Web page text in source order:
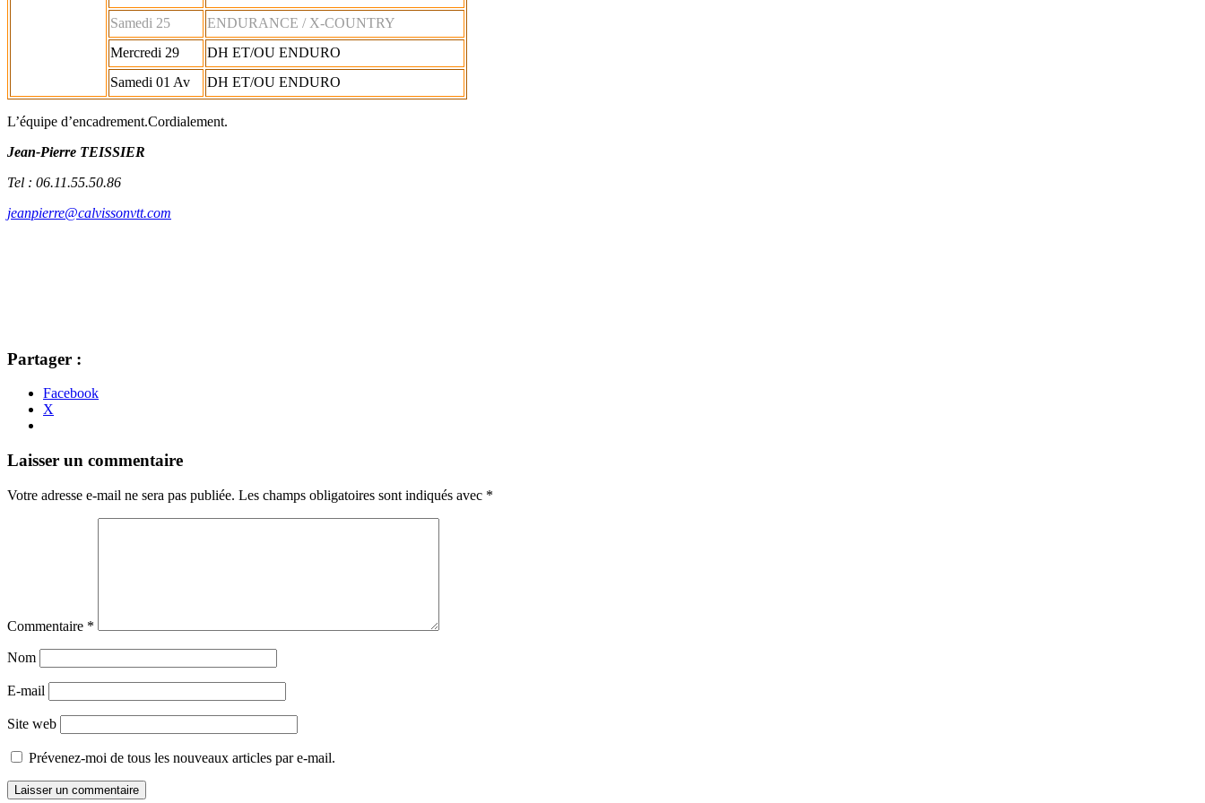
Samedi 25
ENDURANCE / X-COUNTRY
Mercredi 29
DH ET/OU ENDURO
Samedi 01 Av
DH ET/OU ENDURO
L’équipe d’encadrement.Cordialement.
Jean-Pierre TEISSIER
Tel : 06.11.55.50.86
jeanpierre@calvissonvtt.com
Partager :
Facebook
X
Navigation
articles
←
→
Laisser un commentaire
Votre adresse e-mail ne sera pas publiée. Les champs obligatoires sont indiqués avec *
Commentaire *
Nom
E-mail
Site web
Prévenez-moi de tous les nouveaux articles par e-mail.